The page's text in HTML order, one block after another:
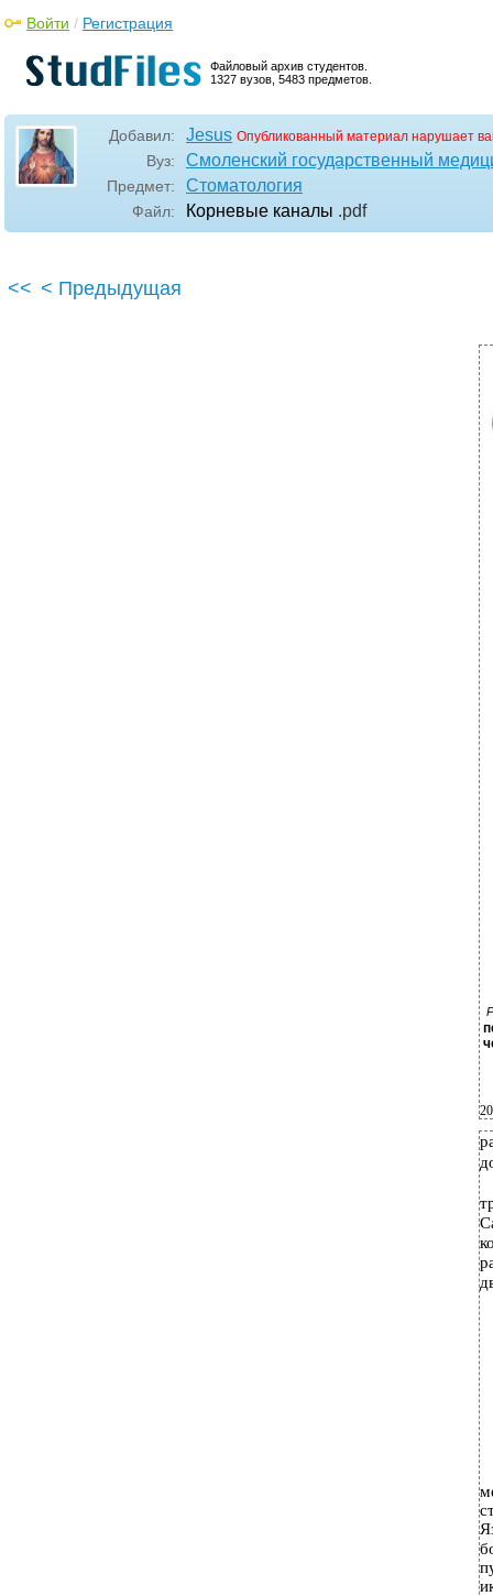
Файловый архив студентов.
1327 вузов, 5483 предметов.
Войти / Регистрация
Добавил: Jesus Опубликованный материал нарушает
Вуз: Смоленский государственный
Предмет: Стоматология
Файл: Корневые каналы .pdf
<< < Предыдущая
20